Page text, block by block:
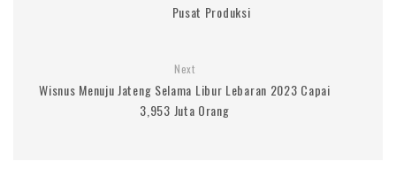
Pusat Produksi
Next
Wisnus Menuju Jateng Selama Libur Lebaran 2023 Capai
3,953 Juta Orang